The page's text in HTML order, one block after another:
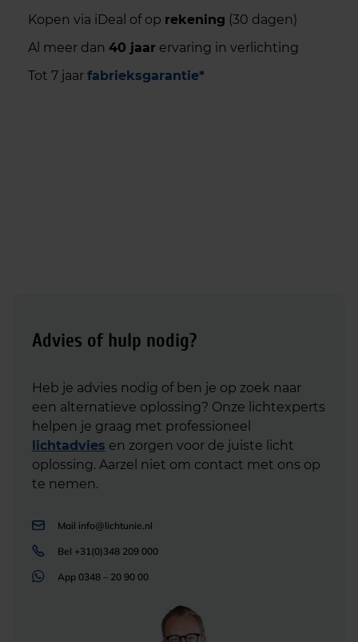
Kopen via iDeal of op rekening (30 dagen)
Al meer dan 40 jaarervaring in verlichting
Tot 7 jaar fabrieksgarantie*
Advies of hulp nodig?
Heb je advies nodig of ben je op zoek naar
een alternatieve oplossing? Onze lichtexperts
helpen je graag met professioneel
lichtadvies en zorgen voor de juiste licht
oplossing. Aarzel niet om contact met ons op
te nemen.
Mail info@lichtunie.nl
Bel +31(0)348 209 000
App 0348 – 20 90 00